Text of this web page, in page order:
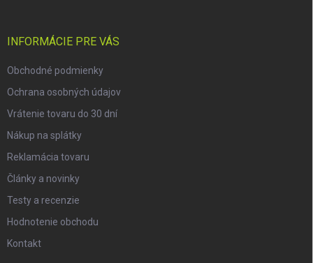
INFORMÁCIE PRE VÁS
Obchodné podmienky
Ochrana osobných údajov
Vrátenie tovaru do 30 dní
Nákup na splátky
Reklamácia tovaru
Články a novinky
Testy a recenzie
Hodnotenie obchodu
Kontakt